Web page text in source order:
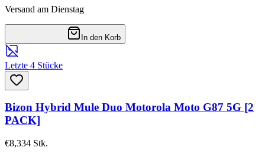
Versand am Dienstag
In den Korb
Letzte 4 Stücke
Bizon Hybrid Mule Duo Motorola Moto G87 5G [2
PACK]
€8,334 Stk.